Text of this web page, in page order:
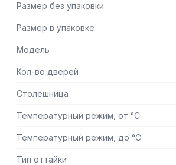
Размер без упаковки
Размер в упаковке
Модель
Кол-во дверей
Столешница
Температурный режим, от °С
Температурный режим, до °С
Тип оттайки